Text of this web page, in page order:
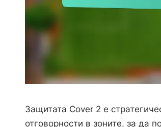
Защитата Cover 2 е
отговорности в зоните, за да